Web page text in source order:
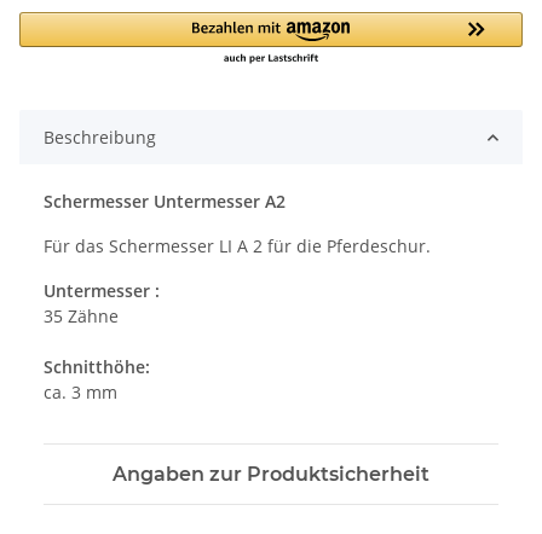
Beschreibung
Schermesser Untermesser A2
Für das Schermesser LI A 2 für die Pferdeschur.
Untermesser :
35 Zähne
Schnitthöhe:
ca. 3 mm
Angaben zur Produktsicherheit